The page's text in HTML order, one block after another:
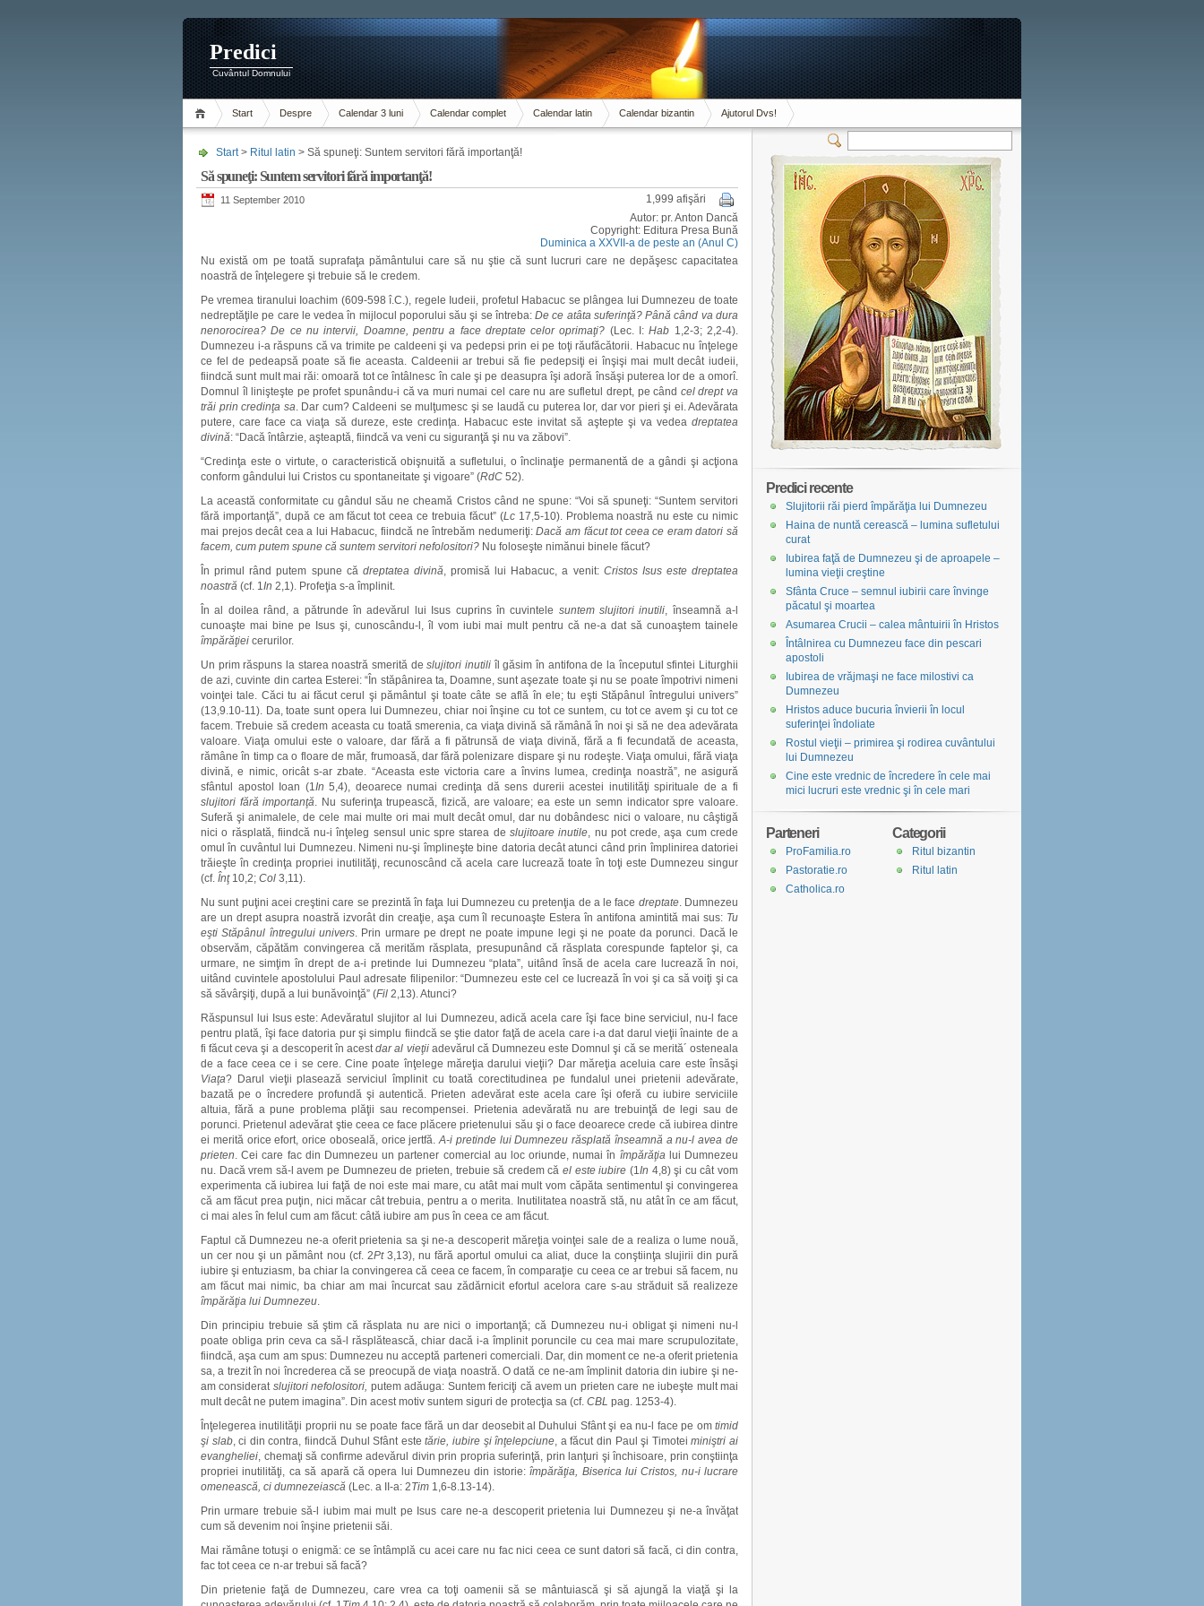
Predici
Cuvântul Domnului
Start Despre Calendar 3 luni Calendar complet Calendar latin Calendar bizantin Ajutorul Dvs!
Start> Ritul latin > Să spuneţi: Suntem servitori fără importanţă!
Să spuneţi: Suntem servitori fără importanţă!
11 September 2010
1,999 afişări
Autor: pr. Anton Dancă
Copyright: Editura Presa Bună
Duminica a XXVII-a de peste an (Anul C)
Nu există om pe toată suprafaţa pământului care să nu ştie că sunt lucruri care ne depăşesc capacitatea
noastră de înţelegere şi trebuie să le credem.
Pe vremea tiranului Ioachim (609-598 î.C.), regele Iudeii, profetul Habacuc se plângea lui Dumnezeu de toate
nedreptăţile pe care le vedea în mijlocul poporului său şi se întreba:De ce atâta suferinţă? Până când va dura
nenorocirea? De ce nu intervii, Doamne, pentru a face dreptate celor oprimaţi? (Lec. I:Hab 1,2-3; 2,2-4).
Dumnezeu i-a răspuns că va trimite pe caldeeni şi va pedepsi prin ei pe toţi răufăcătorii. Habacuc nu înţelege
ce fel de pedeapsă poate să fie aceasta. Caldeenii ar trebui să fie pedepsiţi ei înşişi mai mult decât iudeii,
fiindcă sunt mult mai răi: omoară tot ce întâlnesc în cale şi pe deasupra îşi adoră însăşi puterea lor de a omorî.
Domnul îl linişteşte pe profet spunându-i că va muri numai cel care nu are sufletul drept, pe când cel drept va
trăi prin credinţa sa. Dar cum? Caldeeni se mulţumesc şi se laudă cu puterea lor, dar vor pieri şi ei. Adevărata
putere, care face ca viaţa să dureze, este credinţa. Habacuc este invitat să aştepte şi va vedea dreptatea
divină: “Dacă întârzie, aşteaptă, fiindcă va veni cu siguranţă şi nu va zăbovi”.
“Credinţa este o virtute, o caracteristică obişnuită a sufletului, o înclinaţie permanentă de a gândi şi acţiona
conform gândului lui Cristos cu spontaneitate şi vigoare” (RdC 52).
La această conformitate cu gândul său ne cheamă Cristos când ne spune: “Voi să spuneţi: “Suntem servitori
fără importanţă”, după ce am făcut tot ceea ce trebuia făcut” (Lc17,5-10). Problema noastră nu este cu nimic
mai prejos decât cea a lui Habacuc, fiindcă ne întrebăm nedumeriţi:Dacă am făcut tot ceea ce eram datori să
facem, cum putem spune că suntem servitori nefolositori? Nu foloseşte nimănui binele făcut?
În primul rând putem spune că dreptatea divină, promisă lui Habacuc, a venit: Cristos Isus este dreptatea
noastră (cf. 1In 2,1). Profeţia s-a împlinit.
În al doilea rând, a pătrunde în adevărul lui Isus cuprins în cuvintele suntem slujitori inutili, înseamnă a-l
cunoaşte mai bine pe Isus şi, cunoscându-l, îl vom iubi mai mult pentru că ne-a dat să cunoaştem tainele
împărăţiei cerurilor.
Un prim răspuns la starea noastră smerită deslujitori inutili îl găsim în antifona de la începutul sfintei Liturghii
de azi, cuvinte din cartea Esterei: “În stăpânirea ta, Doamne, sunt aşezate toate şi nu se poate împotrivi nimeni
voinţei tale. Căci tu ai făcut cerul şi pământul şi toate câte se află în ele; tu eşti Stăpânul întregului univers”
(13,9.10-11). Da, toate sunt opera lui Dumnezeu, chiar noi înşine cu tot ce suntem, cu tot ce avem şi cu tot ce
facem. Trebuie să credem aceasta cu toată smerenia, ca viaţa divină să rămână în noi şi să ne dea adevărata
valoare. Viaţa omului este o valoare, dar fără a fi pătrunsă de viaţa divină, fără a fi fecundată de aceasta,
rămâne în timp ca o floare de măr, frumoasă, dar fără polenizare dispare şi nu rodeşte. Viaţa omului, fără viaţa
divină, e nimic, oricât s-ar zbate. “Aceasta este victoria care a învins lumea, credinţa noastră”, ne asigură
sfântul apostol Ioan (1In 5,4), deoarece numai credinţa dă sens durerii acestei inutilităţi spirituale de a fi
slujitori fără importanţă. Nu suferinţa trupească, fizică, are valoare; ea este un semn indicator spre valoare.
Suferă şi animalele, de cele mai multe ori mai mult decât omul, dar nu dobândesc nici o valoare, nu câştigă
nici o răsplată, fiindcă nu-i înţeleg sensul unic spre starea deslujitoare inutile, nu pot crede, aşa cum crede
omul în cuvântul lui Dumnezeu. Nimeni nu-şi împlineşte bine datoria decât atunci când prin împlinirea datoriei
trăieşte în credinţa propriei inutilităţi, recunoscând că acela care lucrează toate în toţi este Dumnezeu singur
(cf. Înţ 10,2; Col 3,11).
Nu sunt puţini acei creştini care se prezintă în faţa lui Dumnezeu cu pretenţia de a le face dreptate. Dumnezeu
are un drept asupra noastră izvorât din creaţie, aşa cum îl recunoaşte Estera în antifona amintită mai sus: Tu
eşti Stăpânul întregului univers. Prin urmare pe drept ne poate impune legi şi ne poate da porunci. Dacă le
observăm, căpătăm convingerea că merităm răsplata, presupunând că răsplata corespunde faptelor şi, ca
urmare, ne simţim în drept de a-i pretinde lui Dumnezeu “plata”, uitând însă de acela care lucrează în noi,
uitând cuvintele apostolului Paul adresate filipenilor: “Dumnezeu este cel ce lucrează în voi şi ca să voiţi şi ca
să săvârşiţi, după a lui bunăvoinţă” (Fil 2,13). Atunci?
Răspunsul lui Isus este: Adevăratul slujitor al lui Dumnezeu, adică acela care îşi face bine serviciul, nu-l face
pentru plată, îşi face datoria pur şi simplu fiindcă se ştie dator faţă de acela care i-a dat darul vieţii înainte de a
fi făcut ceva şi a descoperit în acestdar al vieţiiadevărul că Dumnezeu este Domnul şi că se merită´ osteneala
de a face ceea ce i se cere. Cine poate înţelege măreţia darului vieţii? Dar măreţia aceluia care este însăşi
Viaţa? Darul vieţii plasează serviciul împlinit cu toată corectitudinea pe fundalul unei prietenii adevărate,
bazată pe o încredere profundă şi autentică. Prieten adevărat este acela care îşi oferă cu iubire serviciile
altuia, fără a pune problema plăţii sau recompensei. Prietenia adevărată nu are trebuinţă de legi sau de
porunci. Prietenul adevărat ştie ceea ce face plăcere prietenului său şi o face deoarece crede că iubirea dintre
ei merită orice efort, orice oboseală, orice jertfă. A-i pretinde lui Dumnezeu răsplată înseamnă a nu-l avea de
prieten. Cei care fac din Dumnezeu un partener comercial au loc oriunde, numai în împărăţialui Dumnezeu
nu. Dacă vrem să-l avem pe Dumnezeu de prieten, trebuie să credem căel este iubire (1In 4,8) şi cu cât vom
experimenta că iubirea lui faţă de noi este mai mare, cu atât mai mult vom căpăta sentimentul şi convingerea
că am făcut prea puţin, nici măcar cât trebuia, pentru a o merita. Inutilitatea noastră stă, nu atât în ce am făcut,
ci mai ales în felul cum am făcut: câtă iubire am pus în ceea ce am făcut.
Faptul că Dumnezeu ne-a oferit prietenia sa şi ne-a descoperit măreţia voinţei sale de a realiza o lume nouă,
un cer nou şi un pământ nou (cf. 2Pt 3,13), nu fără aportul omului ca aliat, duce la conştiinţa slujirii din pură
iubire şi entuziasm, ba chiar la convingerea că ceea ce facem, în comparaţie cu ceea ce ar trebui să facem, nu
am făcut mai nimic, ba chiar am mai încurcat sau zădărnicit efortul acelora care s-au străduit să realizeze
împărăţia lui Dumnezeu.
Din principiu trebuie să ştim că răsplata nu are nici o importanţă; că Dumnezeu nu-i obligat şi nimeni nu-l
poate obliga prin ceva ca să-l răsplătească, chiar dacă i-a împlinit poruncile cu cea mai mare scrupulozitate,
fiindcă, aşa cum am spus: Dumnezeu nu acceptă parteneri comerciali. Dar, din moment ce ne-a oferit prietenia
sa, a trezit în noi încrederea că se preocupă de viaţa noastră. O dată ce ne-am împlinit datoria din iubire şi ne-
am considerat slujitori nefolositori, putem adăuga: Suntem fericiţi că avem un prieten care ne iubeşte mult mai
mult decât ne putem imagina”. Din acest motiv suntem siguri de protecţia sa (cf. CBL pag. 1253-4).
Înţelegerea inutilităţii proprii nu se poate face fără un dar deosebit al Duhului Sfânt şi ea nu-l face pe om timid
şi slab, ci din contra, fiindcă Duhul Sfânt estetărie, iubire şi înţelepciune, a făcut din Paul şi Timoteiminiştri ai
evangheliei, chemaţi să confirme adevărul divin prin propria suferinţă, prin lanţuri şi închisoare, prin conştiinţa
propriei inutilităţi, ca să apară că opera lui Dumnezeu din istorie:împărăţia, Biserica lui Cristos, nu-i lucrare
omenească, ci dumnezeiască (Lec. a II-a: 2Tim 1,6-8.13-14).
Prin urmare trebuie să-l iubim mai mult pe Isus care ne-a descoperit prietenia lui Dumnezeu şi ne-a învăţat
cum să devenim noi înşine prietenii săi.
Mai rămâne totuşi o enigmă: ce se întâmplă cu acei care nu fac nici ceea ce sunt datori să facă, ci din contra,
fac tot ceea ce n-ar trebui să facă?
Din prietenie faţă de Dumnezeu, care vrea ca toţi oamenii să se mântuiască şi să ajungă la viaţă şi la
Predici recente
Slujitorii răi pierd împărăţia lui Dumnezeu
Haina de nuntă cerească – lumina sufletului
curat
Iubirea faţă de Dumnezeu şi de aproapele –
lumina vieţii creştine
Sfânta Cruce – semnul iubirii care învinge
păcatul şi moartea
Asumarea Crucii – calea mântuirii în Hristos
Întâlnirea cu Dumnezeu face din pescari
apostoli
Iubirea de vrăjmaşi ne face milostivi ca
Dumnezeu
Hristos aduce bucuria învierii în locul
suferinţei îndoliate
Rostul vieţii – primirea şi rodirea cuvântului
lui Dumnezeu
Cine este vrednic de încredere în cele mai
mici lucruri este vrednic şi în cele mari
Categorii
Ritul bizantin
Ritul latin
Parteneri
ProFamilia.ro
Pastoratie.ro
Catholica.ro